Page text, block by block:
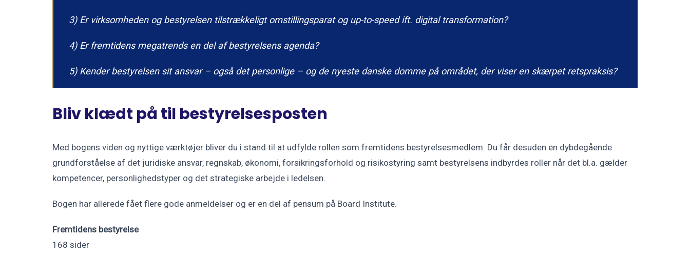
3) Er virksomheden og bestyrelsen tilstrækkeligt omstillingsparat og up-to-speed ift. digital transformation?
4) Er fremtidens megatrends en del af bestyrelsens agenda?
5) Kender bestyrelsen sit ansvar – også det personlige – og de nyeste danske domme på området, der viser en skærpet retspraksis?
Bliv klædt på til bestyrelsesposten
Med bogens viden og nyttige værktøjer bliver du i stand til at udfylde rollen som fremtidens bestyrelsesmedlem. Du får desuden en dybdegående
grundforståelse af det juridiske ansvar, regnskab, økonomi, forsikringsfor­hold og risikostyring samt bestyrelsens indbyrdes roller når det bl.a. gælder
kompetencer, personlighedstyper og det strategiske arbejde i ledelsen.
Bogen har allerede fået flere gode anmeldelser og er en del af pensum på Board Institute.
Fremtidens bestyrelse
168 sider